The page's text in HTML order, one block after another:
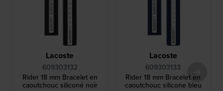
Lacoste
609303132
Rider 18 mm Bracelet en
caoutchouc siliconé noir
Lacoste
609303133
Rider 18 mm Bracelet en
caoutchouc silicone bleu